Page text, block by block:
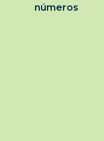
números